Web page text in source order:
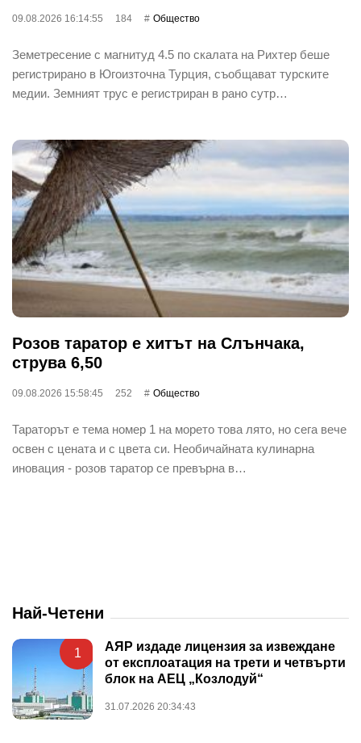
09.08.2026 16:14:55 184 Общество
Земетресение с магнитуд 4.5 по скалата на Рихтер беше
регистрирано в Югоизточна Турция, съобщават турските
медии. Земният трус е регистриран в рано сутр…
Розов таратор е хитът на Слънчака,
струва 6,50
09.08.2026 15:58:45 252 Общество
Тараторът е тема номер 1 на морето това лято, но сега вече
освен с цената и с цвета си. Необичайната кулинарна
иновация - розов таратор се превърна в…
Най-Четени
1
АЯР издаде лицензия за извеждане
от експлоатация на трети и четвърти
блок на АЕЦ „Козлодуй“
31.07.2026 20:34:43